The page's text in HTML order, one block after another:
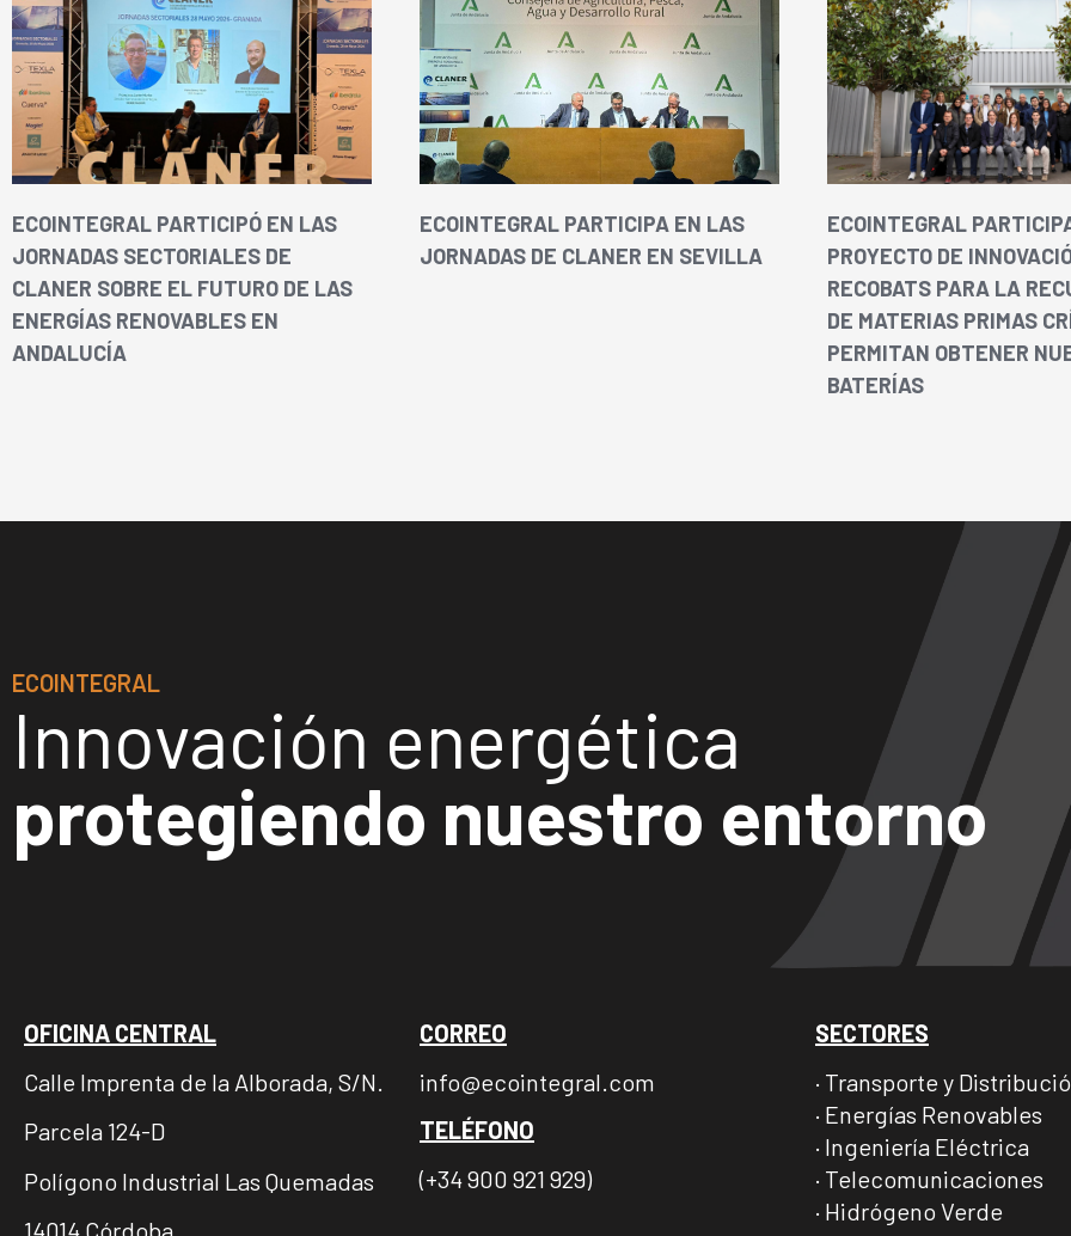
ECOINTEGRAL PARTICIPÓ EN LAS
JORNADAS SECTORIALES DE
CLANER SOBRE EL FUTURO DE LAS
ENERGÍAS RENOVABLES EN
ANDALUCÍA
ECOINTEGRAL PARTICIPA EN LAS
JORNADAS DE CLANER EN SEVILLA
ECOINTEGRAL
PROYECTO DE
RECOBATS PARA LA
DE MATERIAS PRIMAS
PERMITAN OBTENER
BATERÍAS
ECOINTEGRAL
Innovación energética
protegiendo nuestro entorno
OFICINA CENTRAL
Calle Imprenta de la Alborada, S/N.
Parcela 124-D
Polígono Industrial Las Quemadas
CORREO
info@ecointegral.com
TELÉFONO
(+34 900 921 929)
SECTORES
· Transporte y
· Energías Renovables
· Ingeniería Eléctrica
· Telecomunicaciones
· Hidrógeno Verde